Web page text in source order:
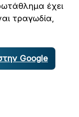
έχει
τραγωδία,
Google